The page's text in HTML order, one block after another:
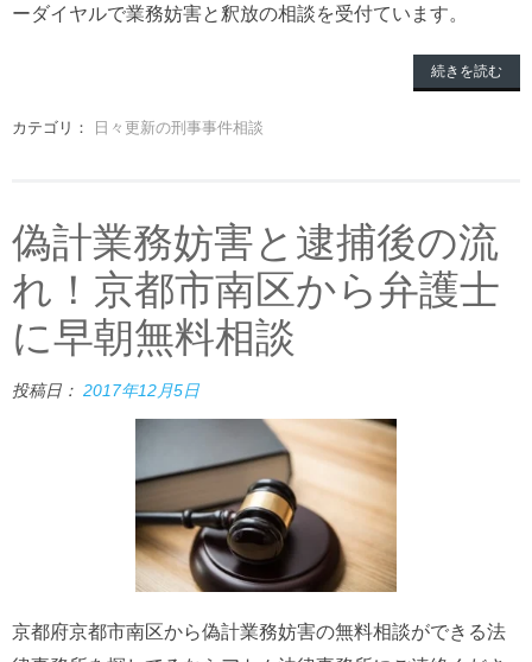
ーダイヤルで業務妨害と釈放の相談を受付ています。
続きを読む
カテゴリ： 日々更新の刑事事件相談
偽計業務妨害と逮捕後の流
れ！京都市南区から弁護士
に早朝無料相談
投稿日： 2017年12月5日
京都府京都市南区から偽計業務妨害の無料相談ができる法